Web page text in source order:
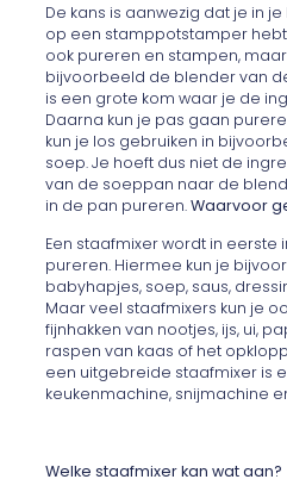
De kans is aanwezig dat je in
op een stamppotstamper
ook pureren en stampen,
bijvoorbeeld de blender van
is een grote kom waar je de
Daarna kun je pas gaan
kun je los gebruiken in
soep. Je hoeft dus niet de
van de soeppan naar de
in de pan pureren.Waarvoor
Een staafmixer wordt in eerste
pureren. Hiermee kun je
babyhapjes, soep, saus,
Maar veel staafmixers kun je
fijnhakken van nootjes, ijs, ui,
raspen van kaas of het
een uitgebreide staafmixer is
keukenmachine, snijmachine
Welke staafmixer kan wat aan?